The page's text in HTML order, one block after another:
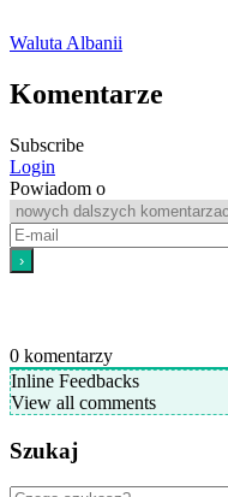
Waluta Albanii
Komentarze
Subscribe
Login
Powiadom o
0 komentarzy
Inline Feedbacks
View all comments
Szukaj